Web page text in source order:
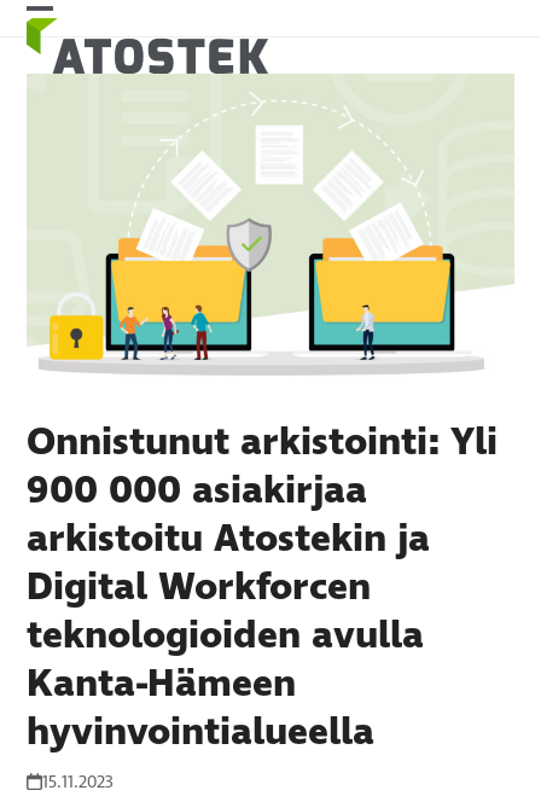
Skip
content
Open
mobile
Close
mobile
Onnistunut arkistointi: Yli
900 000 asiakirjaa
arkistoitu Atostekin ja
Digital Workforcen
teknologioiden avulla
Kanta-Hämeen
hyvinvointialueella
15.11.2023